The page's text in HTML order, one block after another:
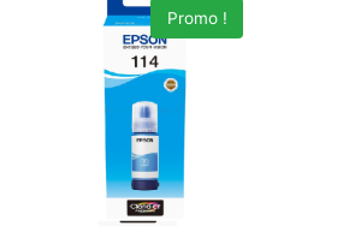
Promo !